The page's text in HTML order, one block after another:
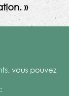
»
vous pouvez